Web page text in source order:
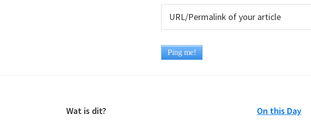
Wat is dit?
On this Day